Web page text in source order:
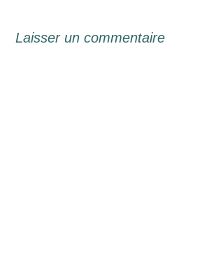
Laisser un commentaire